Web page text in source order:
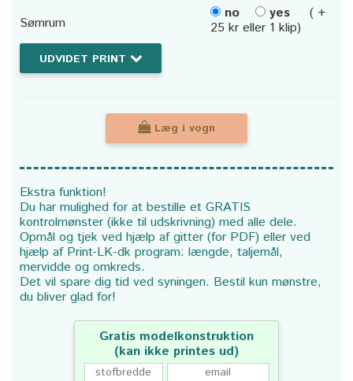
Sømrum
no yes
( +
25 kr eller 1 klip)
UDVIDET PRINT
Læg i vogn
Ekstra funktion!
Du har mulighed for at bestille et GRATIS
kontrolmønster (ikke til udskrivning) med alle dele.
Opmål og tjek ved hjælp af gitter (for PDF) eller ved
hjælp af Print-LK-dk program: længde, taljemål,
mervidde og omkreds.
Det vil spare dig tid ved syningen. Bestil kun mønstre,
du bliver glad for!
Gratis modelkonstruktion
(kan ikke printes ud)